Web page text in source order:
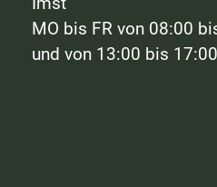
MO bis FR von 08:00
und von 13:00 bis